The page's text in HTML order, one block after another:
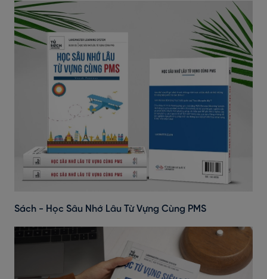
Sách - Học Sâu Nhớ Lâu Từ Vựng Cùng PMS